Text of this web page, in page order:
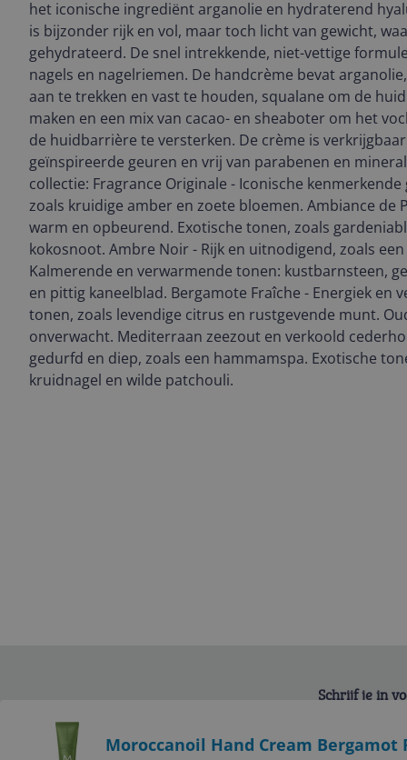
het iconische ingrediënt arganolie en hydraterend
is bijzonder rijk en vol, maar toch licht van gewicht,
gehydrateerd. De snel intrekkende, niet-vettige
nagels en nagelriemen. De handcrème bevat
aan te trekken en vast te houden, squalane om de
maken en een mix van cacao- en sheaboter om het
de huidbarrière te versterken. De crème is
geïnspireerde geuren en vrij van parabenen en
collectie: Fragrance Originale - Iconische
zoals kruidige amber en zoete bloemen. Ambiance de
warm en opbeurend. Exotische tonen, zoals
kokosnoot. Ambre Noir - Rijk en uitnodigend, zoals
Kalmerende en verwarmende tonen: kustbarnsteen,
en pittig kaneelblad. Bergamote Fraîche - Energiek en
tonen, zoals levendige citrus en rustgevende munt.
onverwacht. Mediterraan zeezout en verkoold
gedurfd en diep, zoals een hammamspa. Exotische
kruidnagel en wilde patchouli.
Moroccanoil Hand Cream Bergamot
Schrijf je in